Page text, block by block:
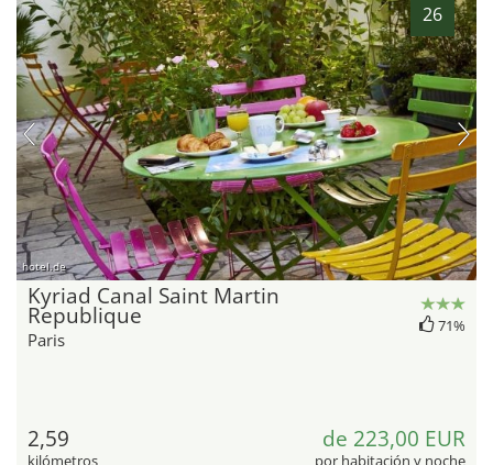
26
hotel.de
Kyriad Canal Saint Martin
Republique
Paris
71%
2,59 de 223,00 EUR